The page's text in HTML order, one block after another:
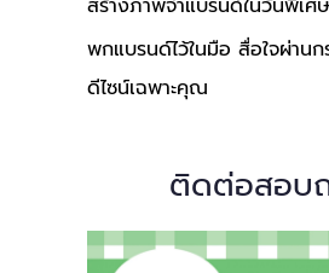
สร้างภาพจำแบรนด์ในวันพิเศษ
พกแบรนด์ไว้ในมือ สื่อใจผ่านก
ดีไซน์เฉพาะคุณ
ติดต่อสอบ